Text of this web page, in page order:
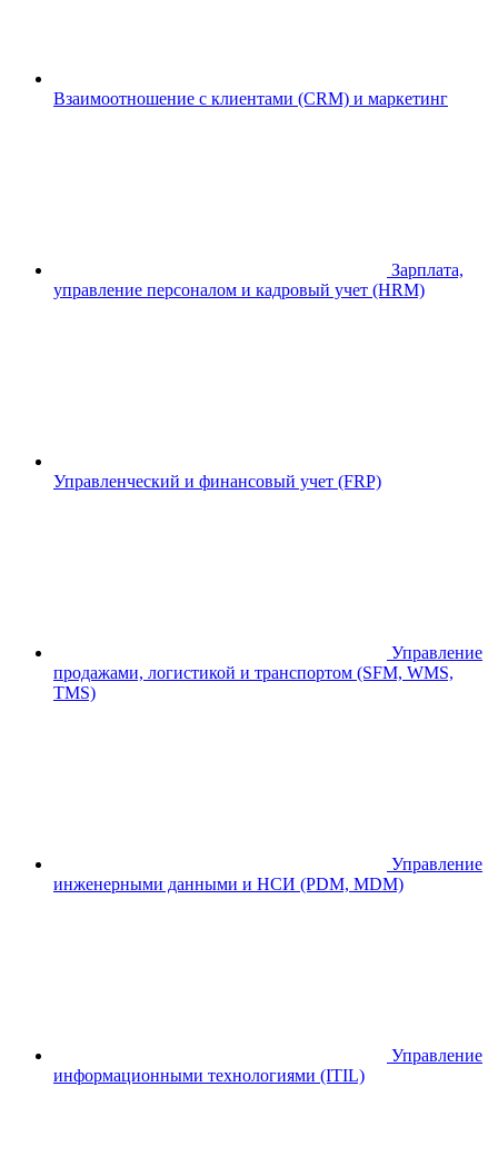
Взаимоотношение с клиентами (CRM) и маркетинг
Зарплата,
управление персоналом и кадровый учет (HRM)
Управленческий и финансовый учет (FRP)
Управление
продажами, логистикой и транспортом (SFM, WMS,
TMS)
Управление
инженерными данными и НСИ (PDM, MDM)
Управление
информационными технологиями (ITIL)